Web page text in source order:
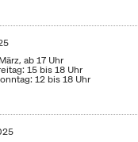
ab 17 Uhr
15 bis 18 Uhr
12 bis 18 Uhr